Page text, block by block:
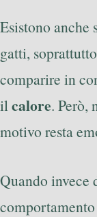
Esistono
gatti,
comparire in
ilcalore. Però,
motivo resta
Quando invece